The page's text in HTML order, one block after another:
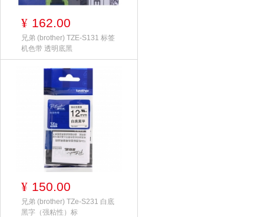
¥ 162.00
兄弟 (brother) TZE-S131 标签
机色带 透明底黑
¥ 150.00
兄弟 (brother) TZe-S231 白底
黑字（强粘性）标